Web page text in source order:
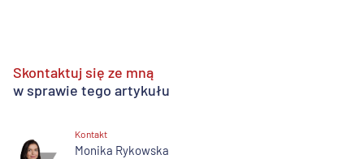
Skontaktuj się ze mną
w sprawie tego artykułu
Kontakt
Monika Rykowska